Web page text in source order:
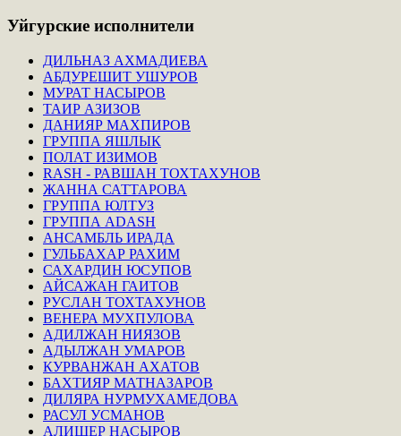
Уйгурские исполнители
ДИЛЬНАЗ АХМАДИЕВА
АБДУРЕШИТ УШУРОВ
МУРАТ НАСЫРОВ
ТАИР АЗИЗОВ
ДАНИЯР МАХПИРОВ
ГРУППА ЯШЛЫК
ПОЛАТ ИЗИМОВ
RASH - РАВШАН ТОХТАХУНОВ
ЖАННА САТТАРОВА
ГРУППА ЮЛТУЗ
ГРУППА ADASH
АНСАМБЛЬ ИРАДА
ГУЛЬБАХАР РАХИМ
САХАРДИН ЮСУПОВ
АЙСАЖАН ГАИТОВ
РУСЛАН ТОХТАХУНОВ
ВЕНЕРА МУХПУЛОВА
АДИЛЖАН НИЯЗОВ
АДЫЛЖАН УМАРОВ
КУРВАНЖАН АХАТОВ
БАХТИЯР МАТНАЗАРОВ
ДИЛЯРА НУРМУХАМЕДОВА
РАСУЛ УСМАНОВ
АЛИШЕР НАСЫРОВ